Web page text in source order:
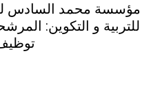
مؤسسة محمد السادس
للتربية و التكوين: